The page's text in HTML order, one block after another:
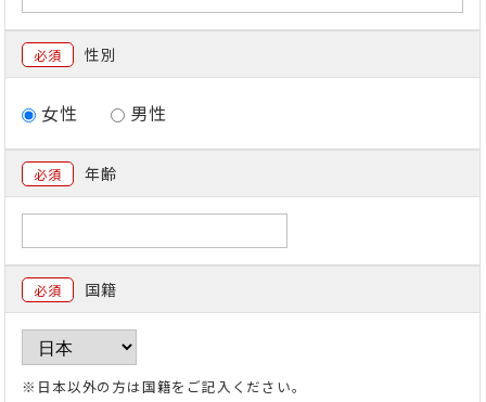
必須 性別
女性 男性
必須 年齢
必須 国籍
※日本以外の方は国籍をご記入ください。